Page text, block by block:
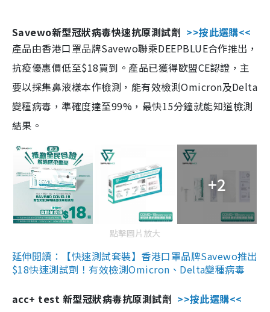
Savewo新型冠狀病毒快速抗原測試劑 >>按此選購<<
產品由香港口罩品牌Savewo聯乘DEEPBLUE合作推出，
抗疫優惠價低至$18買到。產品已獲得歐盟CE認證，主
要以採集鼻液樣本作檢測，能有效檢測Omicron及Delta
變種病毒，準確度達至99%，最快15分鐘就能知道檢測
結果。
+2
點擊圖片放大
延伸閱讀：【快速測試套裝】香港口罩品牌Savewo推出
$18快速測試劑！有效檢測Omicron、Delta變種病毒
acc+ test 新型冠狀病毒抗原測試劑 >>按此選購<<